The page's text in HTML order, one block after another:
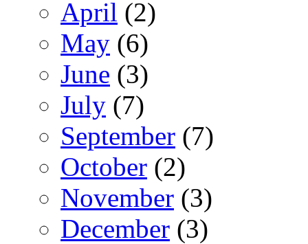
April (2)
May (6)
June (3)
July (7)
September (7)
October (2)
November (3)
December (3)